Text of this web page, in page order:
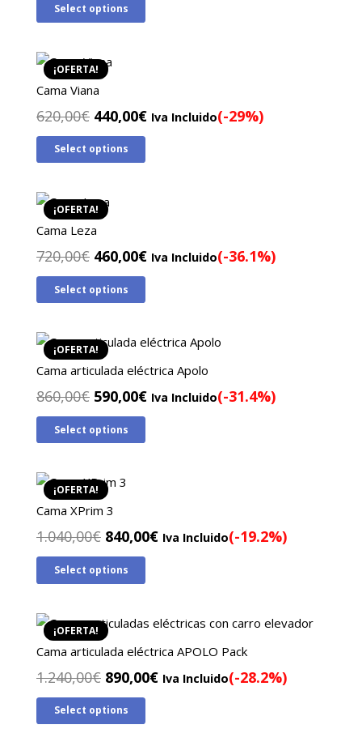
original
560,00€.
Select options
¡OFERTA!
Cama Viana
620,00€ El
precio
original
620,00€.
440,00€ElIva Incluido(-29%)
Select options
¡OFERTA!
Cama Leza
720,00€ El
precio
original
720,00€.
460,00€El
460,00€.
Iva Incluido(-36.1%)
Select options
¡OFERTA!
Cama articulada eléctrica Apolo
860,00€ El
precio
original
860,00€.
590,00€ElIva Incluido(-31.4%)
Select options
¡OFERTA!
Cama XPrim 3
1.040,00€ El
precio
original
1.040,00€.
840,00€El
840,00€.
Iva Incluido(-19.2%)
Select options
¡OFERTA!
Cama articulada eléctrica APOLO Pack
1.240,00€ El
precio
original
890,00€ElIva Incluido(-28.2%)
Select options